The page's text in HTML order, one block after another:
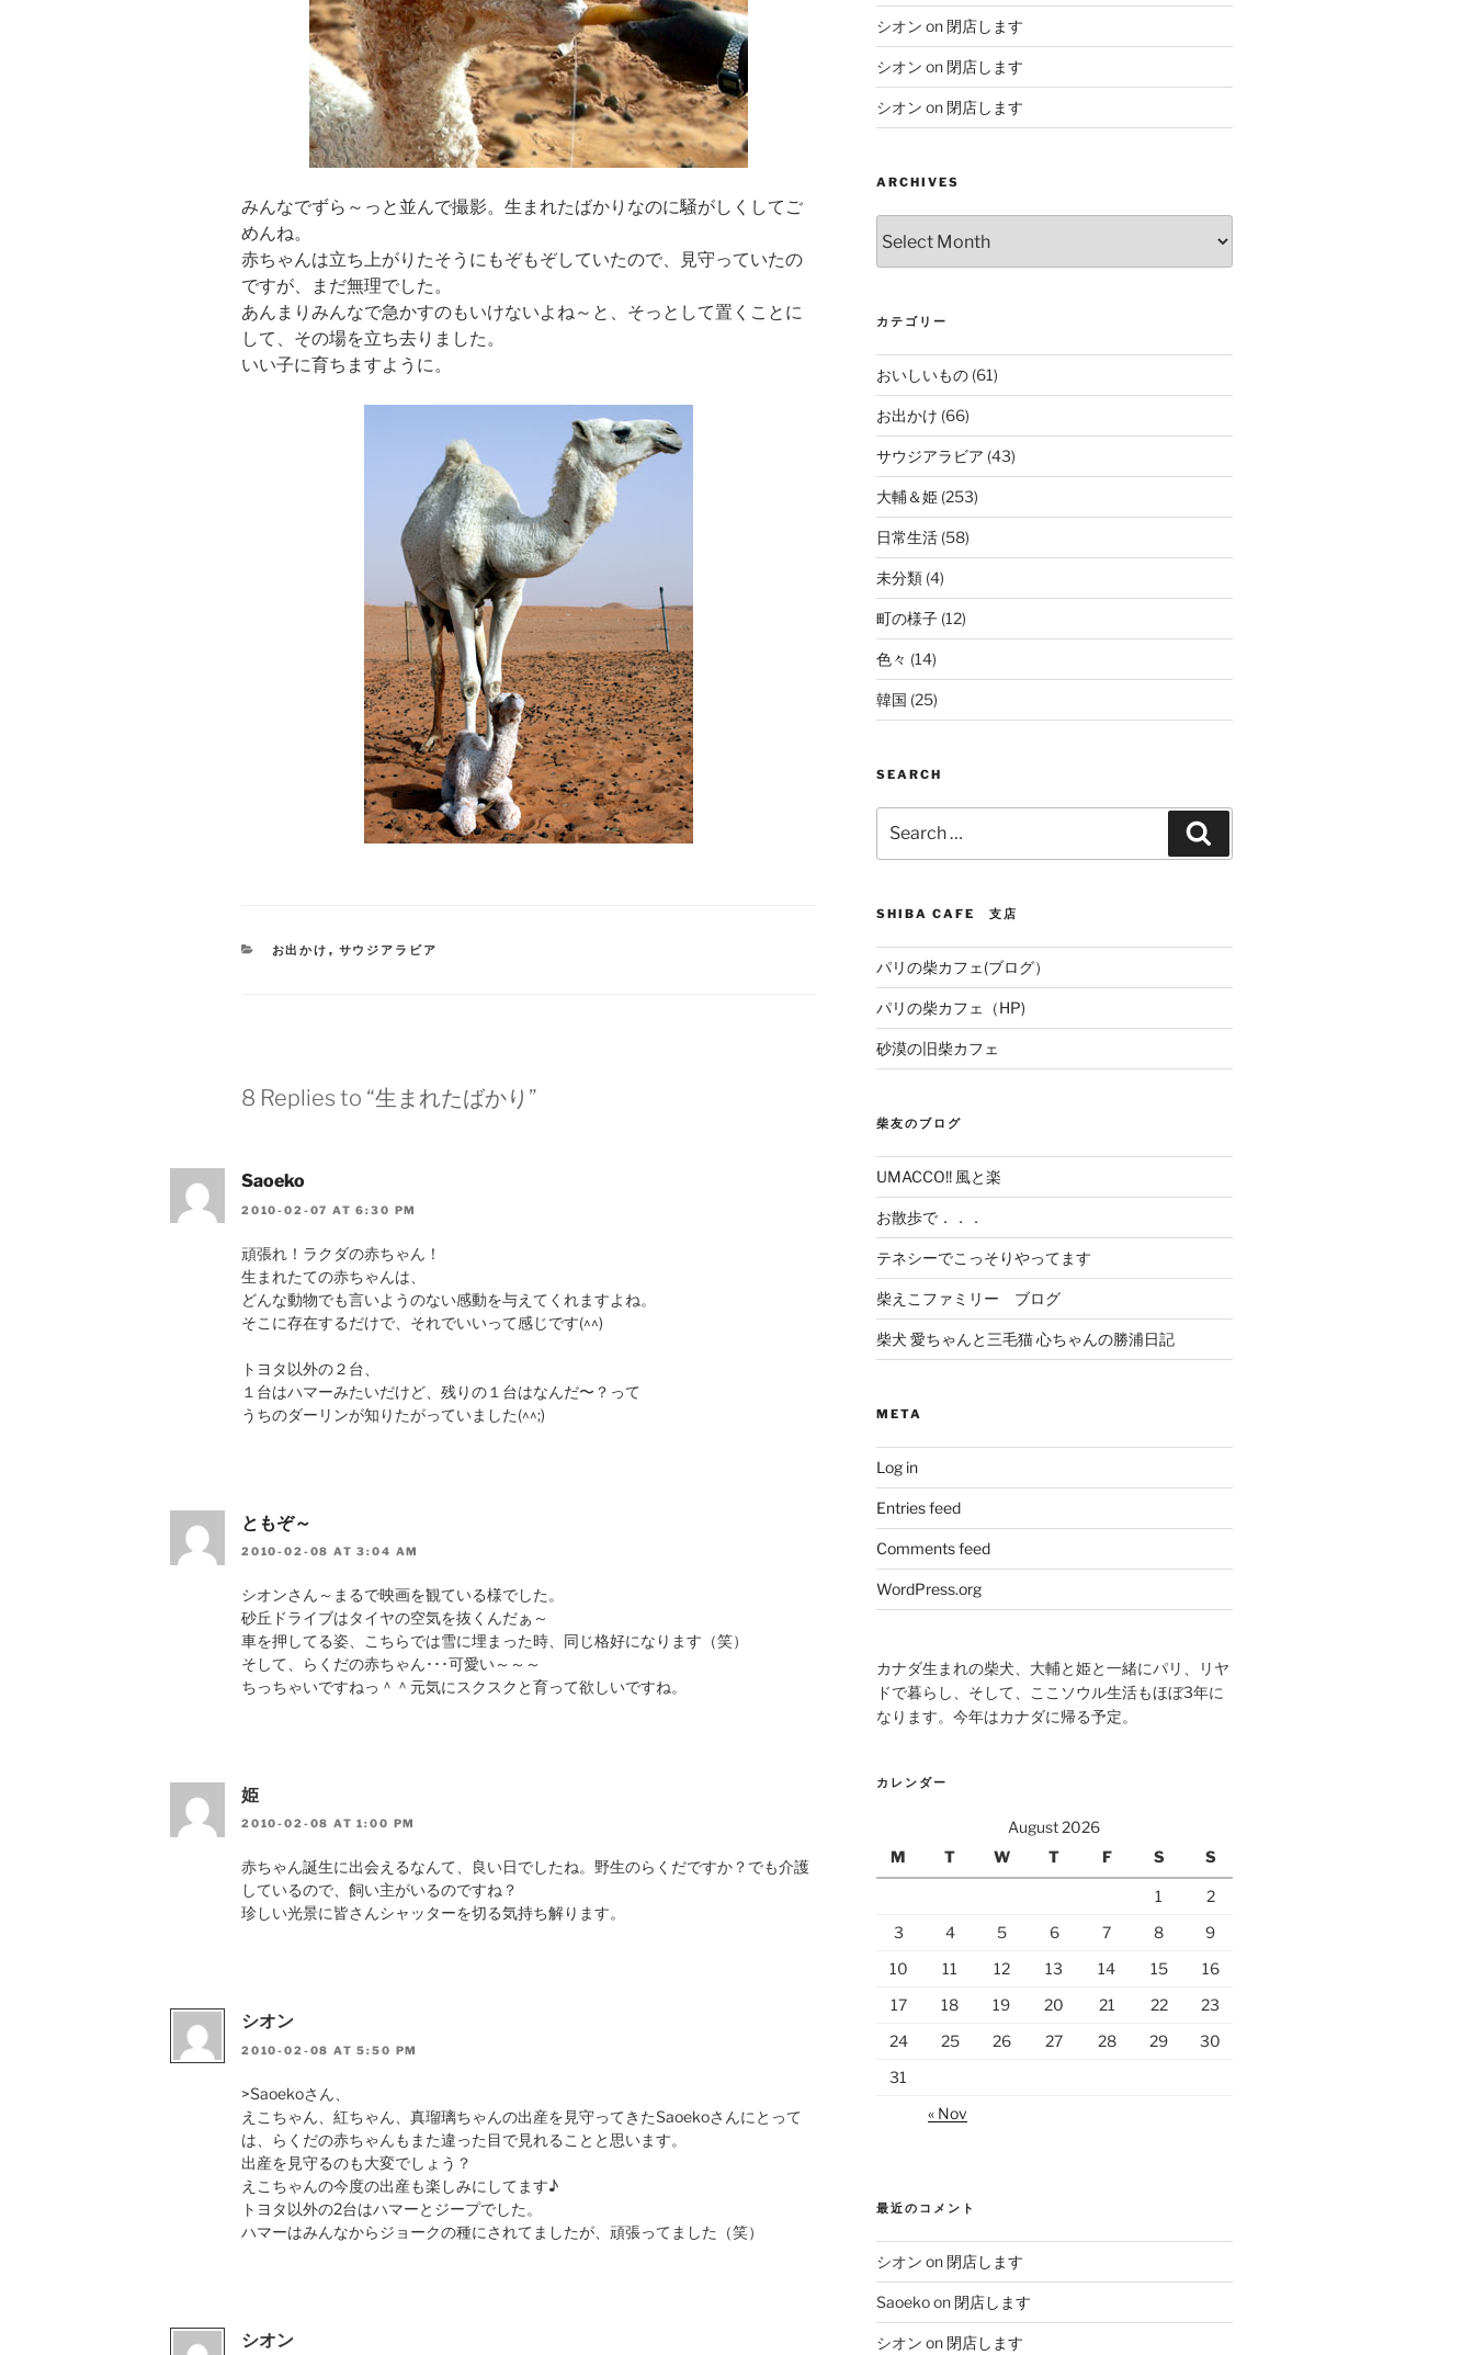
みんなでずら～っと並んで撮影。生まれたばかりなのに騒がしくしてご
めんね。
赤ちゃんは立ち上がりたそうにもぞもぞしていたので、見守っていたの
ですが、まだ無理でした。
あんまりみんなで急かすのもいけないよね～と、そっとして置くことに
して、その場を立ち去りました。
いい子に育ちますように。
CATEGORIES
お出かけ , サウジアラビア
8 Replies to “生まれたばかり”
Saoeko
2010-02-07 AT 6:30 PM
頑張れ！ラクダの赤ちゃん！
生まれたての赤ちゃんは、
どんな動物でも言いようのない感動を与えてくれますよね。
そこに存在するだけで、それでいいって感じです(^^)
トヨタ以外の２台、
１台はハマーみたいだけど、残りの１台はなんだ〜？って
うちのダーリンが知りたがっていました(^^;)
ともぞ～
2010-02-08 AT 3:04 AM
シオンさん～まるで映画を観ている様でした。
砂丘ドライブはタイヤの空気を抜くんだぁ～
車を押してる姿、こちらでは雪に埋まった時、同じ格好になります（笑）
そして、らくだの赤ちゃん･･･可愛い～～～
ちっちゃいですねっ＾＾元気にスクスクと育って欲しいですね。
姫
2010-02-08 AT 1:00 PM
赤ちゃん誕生に出会えるなんて、良い日でしたね。野生のらくだですか？でも介護
しているので、飼い主がいるのですね？
珍しい光景に皆さんシャッターを切る気持ち解ります。
シオン
2010-02-08 AT 5:50 PM
>Saoekoさん、
えこちゃん、紅ちゃん、真瑠璃ちゃんの出産を見守ってきたSaoekoさんにとって
は、らくだの赤ちゃんもまた違った目で見れることと思います。
出産を見守るのも大変でしょう？
えこちゃんの今度の出産も楽しみにしてます♪
トヨタ以外の2台はハマーとジープでした。
ハマーはみんなからジョークの種にされてましたが、頑張ってました（笑）
シオン
シオン on閉店します
シオン on閉店します
シオン on閉店します
ARCHIVES
カテゴリー
おいしいもの(61)
お出かけ (66)
サウジアラビア (43)
大輔＆姫(253)
日常生活(58)
未分類(4)
町の様子(12)
色々 (14)
韓国 (25)
SEARCH
for:
SHIBA CAFE 支店
パリの柴カフェ(ブログ）
パリの柴カフェ（HP)
砂漠の旧柴カフェ
柴友のブログ
UMACCO!! 風と楽
お散歩で．．．
テネシーでこっそりやってます
柴えこファミリー ブログ
柴犬 愛ちゃんと三毛猫 心ちゃんの勝浦日記
META
Log in
Entries feed
Comments feed
WordPress.org
カナダ生まれの柴犬、大輔と姫と一緒にパリ、リヤ
ドで暮らし、そして、ここソウル生活もほぼ3年に
なります。今年はカナダに帰る予定。
カレンダー
August 2026
M
T W T F S S
1
2
3
4 5 6 7 8
9
10
11 12 13 14 15
16
17
18 19 20 21 22
23
24
25 26 27 28 29
30
31
« Nov
最近のコメント
シオン on閉店します
Saoekoon閉店します
シオン on閉店します